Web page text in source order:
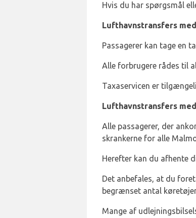
Hvis du har spørgsmål
Lufthavnstransfers
Passagerer kan tage en
Alle forbrugere rådes til
Taxaservicen er
Lufthavnstransfers
Alle passagerer, der
skrankerne for alle
Herefter kan du afhente
Det anbefales, at du
begrænset antal
Mange af